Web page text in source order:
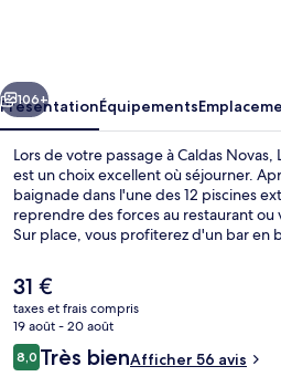
Caldas
Suivant
106+
PrésentationÉquipements
Lors de votre passage à Caldas Novas,
est un choix excellent où séjourner.
baignade dans l'une des 12 piscines
reprendre des forces au restaurant
Sur place, vous profiterez d'un bar en
offrent en outre un micro-ondes et
Le
prix
actuel
est
de
31 €
taxes et frais compris
19 août - 20 août
Avis
voyageurs
8,08,0 sur 10
Très bienAfficher 56 avis